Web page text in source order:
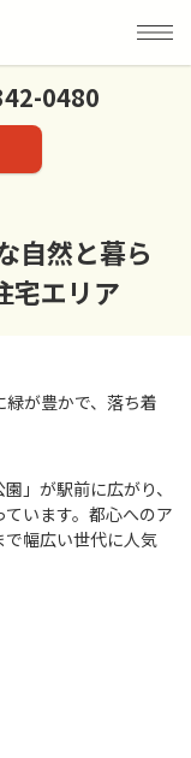
0480
自然と暮ら
宅エリア
が豊かで、落ち着
」が駅前に広がり、
います。都心へのア
幅広い世代に人気